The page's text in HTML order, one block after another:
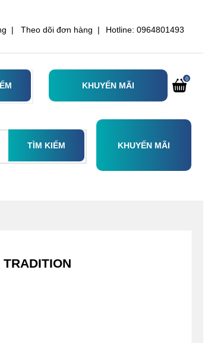
| Theo dõi đơn hàng | Hotline: 0964801493
KHUYẾN MÃI
0
TÌM KIẾM KHUYẾN MÃI